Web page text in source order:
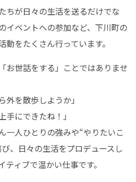
ちが日々の生活を送るだけでな
イベントへの参加など、下川町の
をたくさん行っています。
お世話をする」ことではありませ
外を散歩しようか」
手にできたね！」
一人ひとりの強みや“やりたいこ
、日々の生活をプロデュースし
ィブで温かい仕事です。